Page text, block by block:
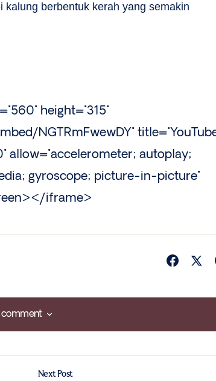
berbentuk kerah yang semakin
height="315"
NGTRmFwewDY"
allow="accelerometer; autoplay;
gyroscope; picture-in-picture"
iframe>
Next Post